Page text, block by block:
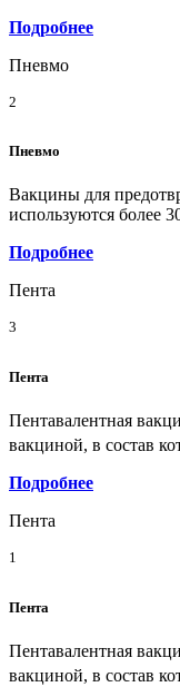
Подробнее
Пневмо
2
Пневмо
Вакцины для
используются более
Подробнее
Пента
3
Пента
Пентавалентная
вакциной, в состав
Подробнее
Пента
1
Пента
Пентавалентная
вакциной, в состав